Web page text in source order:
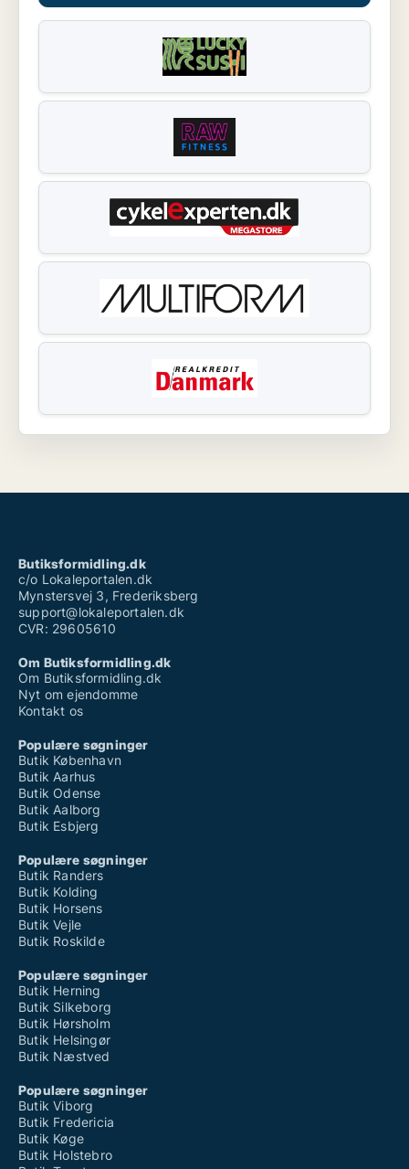
Butiksformidling.dk
c/o Lokaleportalen.dk
Mynstersvej 3, Frederiksberg
support@lokaleportalen.dk
CVR: 29605610
Om Butiksformidling.dk
Om Butiksformidling.dk
Nyt om ejendomme
Kontakt os
Populære søgninger
Butik København
Butik Aarhus
Butik Odense
Butik Aalborg
Butik Esbjerg
Populære søgninger
Butik Randers
Butik Kolding
Butik Horsens
Butik Vejle
Butik Roskilde
Populære søgninger
Butik Herning
Butik Silkeborg
Butik Hørsholm
Butik Helsingør
Butik Næstved
Populære søgninger
Butik Viborg
Butik Fredericia
Butik Køge
Butik Holstebro